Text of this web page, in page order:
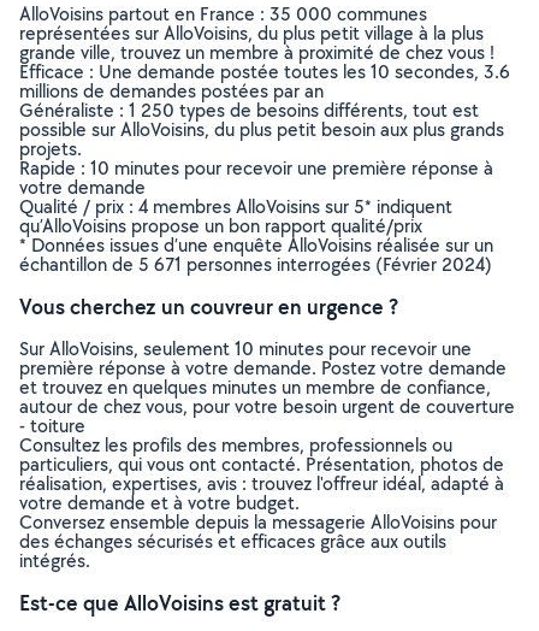
AlloVoisins partout en France : 35 000 communes
représentées sur AlloVoisins, du plus petit village à la plus
grande ville, trouvez un membre à proximité de chez vous !
Efficace : Une demande postée toutes les 10 secondes, 3.6
millions de demandes postées par an
Généraliste : 1 250 types de besoins différents, tout est
possible sur AlloVoisins, du plus petit besoin aux plus grands
projets.
Rapide : 10 minutes pour recevoir une première réponse à
votre demande
Qualité / prix : 4 membres AlloVoisins sur 5* indiquent
qu’AlloVoisins propose un bon rapport qualité/prix
* Données issues d’une enquête AlloVoisins réalisée sur un
échantillon de 5 671 personnes interrogées (Février 2024)
Vous cherchez un couvreur en urgence ?
Sur AlloVoisins, seulement 10 minutes pour recevoir une
première réponse à votre demande. Postez votre demande
et trouvez en quelques minutes un membre de confiance,
autour de chez vous, pour votre besoin urgent de couverture
- toiture
Consultez les profils des membres, professionnels ou
particuliers, qui vous ont contacté. Présentation, photos de
réalisation, expertises, avis : trouvez l'offreur idéal, adapté à
votre demande et à votre budget.
Conversez ensemble depuis la messagerie AlloVoisins pour
des échanges sécurisés et efficaces grâce aux outils
intégrés.
Est-ce que AlloVoisins est gratuit ?